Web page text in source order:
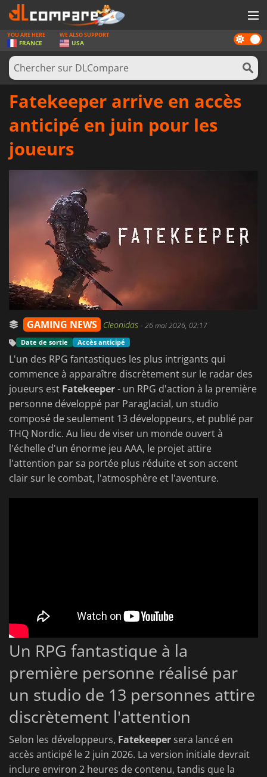
JEUX
CARTES PRÉPAYÉES
LOGICIELS
NEWS
Dark
mode
YOU ARE HERE
FRANCE
WE ALSO SUPPORT
USA
Fatekeeper arrive en accès
anticipé en juin pour les
joueurs
GAMING NEWS Cleonidas -26 mai 2026, 02:17
Date de sortie Accès anticipé
L'un des RPG fantastiques les plus intrigants qui
commence à apparaître discrètement sur le radar des
joueurs est Fatekeeper- un RPG d'action à la première
personne développé par Paraglacial, un studio
composé de seulement 13 développeurs, et publié par
THQ Nordic. Au lieu de viser un monde ouvert à
l'échelle d'un énorme jeu AAA, le projet attire
l'attention par sa portée plus réduite et son accent
clair sur le combat, l'atmosphère et l'aventure.
Un RPG fantastique à la
première personne réalisé par
un studio de 13 personnes attire
discrètement l'attention
Selon les développeurs, Fatekeeper sera lancé en
accès anticipé le 2 juin 2026. La version initiale devrait
inclure environ 2 heures de contenu, tandis que la